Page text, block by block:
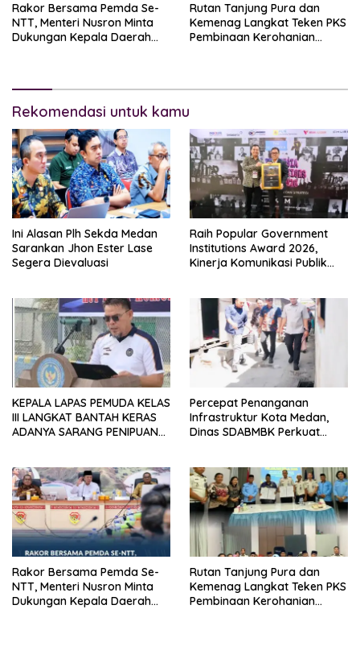
Rakor Bersama Pemda Se-
NTT, Menteri Nusron Minta
Dukungan Kepala Daerah
Rutan Tanjung Pura dan
Kemenag Langkat Teken PKS
Pembinaan Kerohanian
Rekomendasi untuk kamu
Ini Alasan Plh Sekda Medan
Sarankan Jhon Ester Lase
Segera Dievaluasi
Raih Popular Government
Institutions Award 2026,
Kinerja Komunikasi Publik
KEPALA LAPAS PEMUDA KELAS
III LANGKAT BANTAH KERAS
ADANYA SARANG PENIPUAN
PENJUALAN EMAS
Percepat Penanganan
Infrastruktur Kota Medan,
Dinas SDABMBK Perkuat
Rakor Bersama Pemda Se-
NTT, Menteri Nusron Minta
Dukungan Kepala Daerah
Rutan Tanjung Pura dan
Kemenag Langkat Teken PKS
Pembinaan Kerohanian